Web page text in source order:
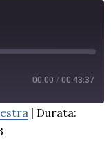
00:00 / 00:43:37
| Durata: